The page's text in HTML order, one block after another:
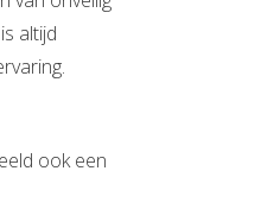
altijd
ook een